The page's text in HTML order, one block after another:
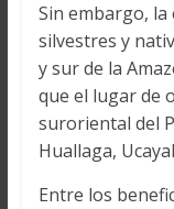
Sin embargo, la
silvestres y
y sur de la
que el lugar de
suroriental del
Huallaga,
Entre los